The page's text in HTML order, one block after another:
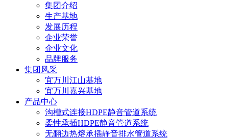
集团介绍
生产基地
发展历程
企业荣誉
企业文化
品牌服务
集团风采
宜万川江山基地
宜万川嘉兴基地
产品中心
沟槽式连接HDPE静音管道系统
柔性承插HDPE静音管道系统
无翻边热熔承插静音排水管道系统